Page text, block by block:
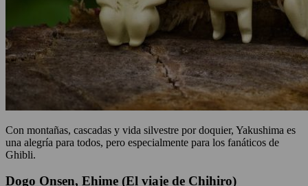
Con montañas, cascadas y vida silvestre por doquier, Yakushima es
una alegría para todos, pero especialmente para los fanáticos de
Ghibli.
Dogo Onsen, Ehime (El viaje de Chihiro)